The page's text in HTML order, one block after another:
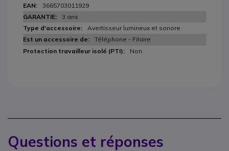
3665703011929
3 ans
Avertisseur lumineux et sonore
Téléphone - Filaire
Non
Questions et réponses